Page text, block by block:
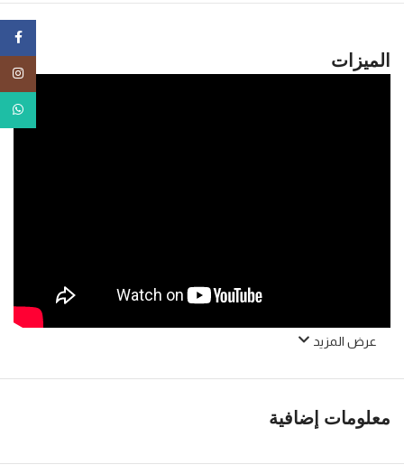
الميزات
عرض المزيد
معلومات إضافية